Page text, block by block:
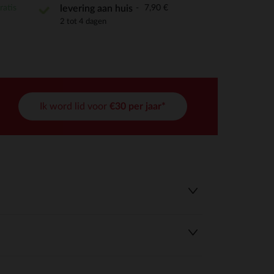
aan te passen en te beheren, en zorgt ervoor dat aan
levering aan huis 7,90 €
2 tot 4 dagen
Ik word lid voor €30 per jaar*